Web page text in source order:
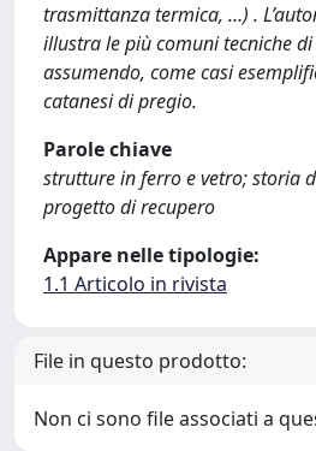
trasmittanza termica, …) .
illustra le più comuni tecniche
assumendo, come casi
catanesi di pregio.
Parole chiave
strutture in ferro e vetro; storia
progetto di recupero
Appare nelle tipologie:
1.1 Articolo in rivista
File in questo prodotto:
Non ci sono file associati a